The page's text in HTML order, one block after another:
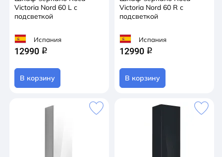
Victoria Nord 60 L с
подсветкой
Испания
12990 q
В корзину
Victoria Nord 60 R с
подсветкой
Испания
12990 q
В корзину